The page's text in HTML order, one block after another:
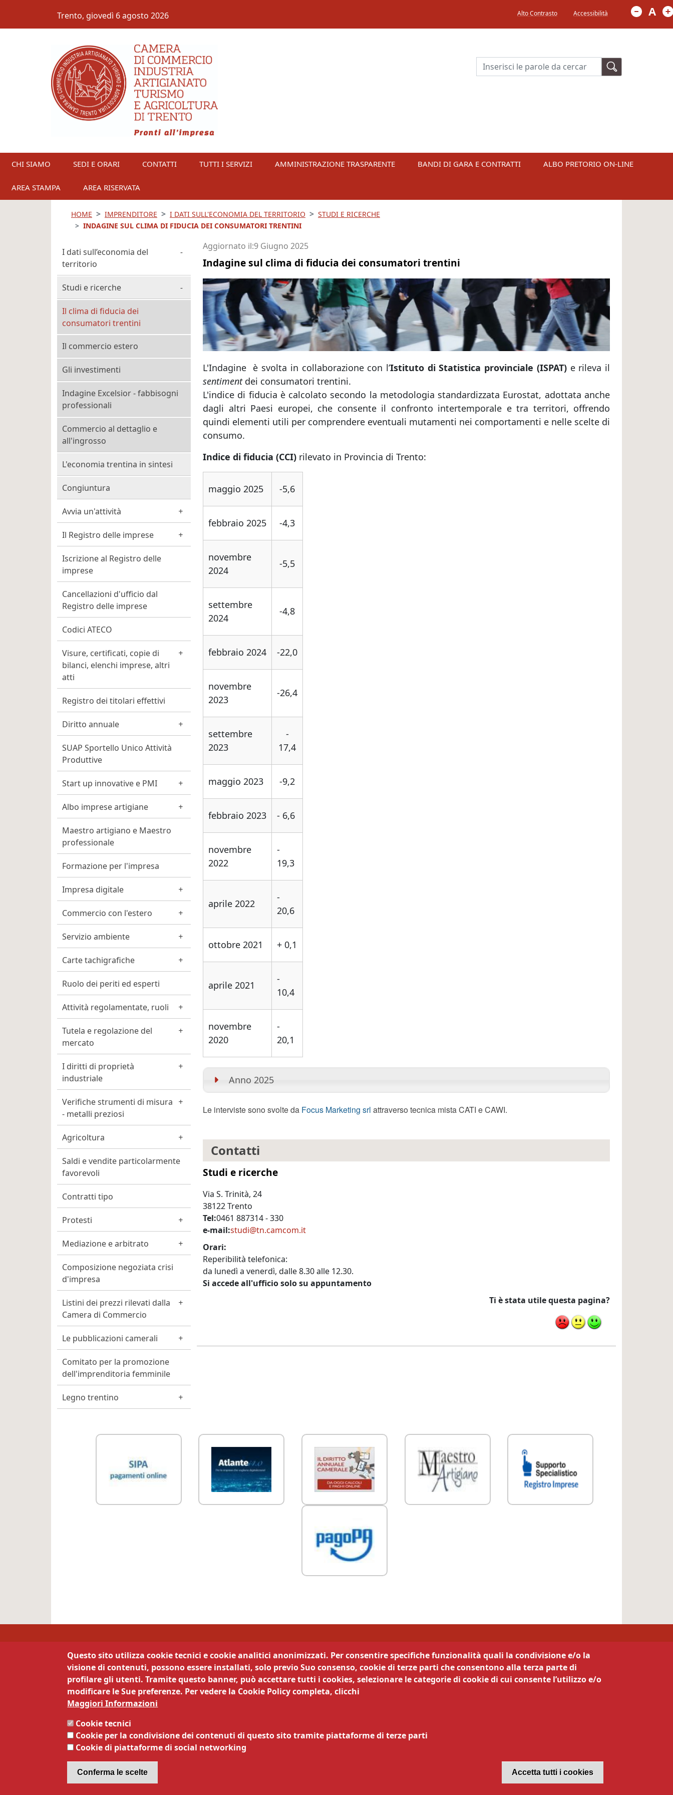
Trento, giovedì 6 agosto 2026 Menù in alto a destra
Alto Contrasto Accessibilità A
Cerca
CHI SIAMO SEDI E ORARI CONTATTI TUTTI I SERVIZI AMMINISTRAZIONE TRASPARENTE BANDI DI GARA E CONTRATTI ALBO PRETORIO ON-LINE
AREA STAMPA AREA RISERVATA
HOME IMPRENDITORE I DATI SULL'ECONOMIA DEL TERRITORIO
STUDI E RICERCHE
INDAGINE SUL CLIMA DI FIDUCIA DEI CONSUMATORI TRENTINI
Aggiornato il 9 Giugno 2025
Indagine sul clima di fiducia dei consumatori trentini
L'Indagine è svolta in collaborazione con l’Istituto di Statistica provinciale (ISPAT)e rileva il
sentiment dei consumatori trentini.
L'indice di fiducia è calcolato secondo la metodologia standardizzata Eurostat, adottata anche
dagli altri Paesi europei, che consente il confronto intertemporale e tra territori, offrendo
quindi elementi utili per comprendere eventuali mutamenti nei comportamenti e nelle scelte di
consumo.
Indice di fiducia (CCI) rilevato in Provincia di Trento:
maggio 2025 -5,6
febbraio 2025 -4,3
novembre
2024
-5,5
settembre
2024
-4,8
febbraio 2024 -22,0
novembre
2023
-26,4
settembre
2023
-
17,4
maggio 2023 -9,2
febbraio 2023 - 6,6
novembre
2022
-
19,3
aprile 2022
-
20,6
ottobre 2021 + 0,1
aprile 2021
-
10,4
novembre
2020
-
20,1
Anno 2025
Le interviste sono svolte da Focus Marketing srl attraverso tecnica mista CATI e CAWI.
Contatti
Studi e ricerche
Via S. Trinità, 24
38122 Trento
Tel 0461 887314 - 330
e-mail studi@tn.camcom.it
Orari
Reperibilità telefonica:
da lunedì a venerdì, dalle 8.30 alle 12.30.
Si accede all'ufficio solo su appuntamento
Ti è stata utile questa pagina?
Cittadino Professionista Imprenditore
I dati sull’economia del
territorio
Studi e ricerche
Il clima di fiducia dei
consumatori trentini
Il commercio estero
Gli investimenti
Indagine Excelsior - fabbisogni
professionali
Commercio al dettaglio e
all'ingrosso
L'economia trentina in sintesi
Congiuntura
Avvia un'attività
Il Registro delle imprese
Iscrizione al Registro delle
imprese
Cancellazioni d'ufficio dal
Registro delle imprese
Codici ATECO
Visure, certificati, copie di
bilanci, elenchi imprese, altri
atti
Registro dei titolari effettivi
Diritto annuale
SUAP Sportello Unico Attività
Produttive
Start up innovative e PMI
Albo imprese artigiane
Maestro artigiano e Maestro
professionale
Formazione per l'impresa
Impresa digitale
Commercio con l'estero
Servizio ambiente
Carte tachigrafiche
Ruolo dei periti ed esperti
Attività regolamentate, ruoli
Tutela e regolazione del
mercato
I diritti di proprietà
industriale
Verifiche strumenti di misura
- metalli preziosi
Agricoltura
Saldi e vendite particolarmente
favorevoli
Contratti tipo
Protesti
Mediazione e arbitrato
Composizione negoziata crisi
d'impresa
Listini dei prezzi rilevati dalla
Camera di Commercio
Le pubblicazioni camerali
Comitato per la promozione
dell'imprenditoria femminile
Legno trentino
Link Utili
Camera di Commercio di Trento
Contatti
Via Calepina 13 - 38122 Trento
Mail: info@tn.camcom.it
Pec: cciaa@tn.legalmail.camcom.it
Codice fiscale e Partita Iva:
00262170228
Codice Univoco Ufficio:63DMG2
La camera trasparente
Servizi online
Responsabile della pubblicazione
Responsabile della protezione dei
Segui la nostra pagina:
Questo sito utilizza cookie tecnici e cookie analitici anonimizzati. Per consentire specifiche funzionalità quali la condivisione e/o la
visione di contenuti, possono essere installati, solo previo Suo consenso, cookie di terze parti che consentono alla terza parte di
profilare gli utenti. Tramite questo banner, può accettare tutti i cookies, selezionare le categorie di cookie di cui consente l’utilizzo e/o
modificare le Sue preferenze. Per vedere la Cookie Policy completa, clicchi
Maggiori Informazioni
Cookie tecnici
Cookie per la condivisione dei contenuti di questo sito tramite piattaforme di terze parti
Cookie di piattaforme di social networking
Conferma le scelte Accetta tutti i cookies